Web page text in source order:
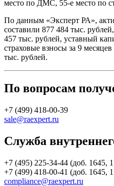
место по ДМС, 55-е место по
По данным «Эксперт РА»,
составили 877 484 тыс.
457 тыс. рублей, уставный
страховые взносы за 9
тыс. рублей.
По вопросам
+7 (499) 418-00-39
sale@raexpert.ru
Служба
+7 (495) 225-34-44 (доб. 1645,
+7 (499) 418-00-41 (доб. 1645,
compliance@raexpert.ru